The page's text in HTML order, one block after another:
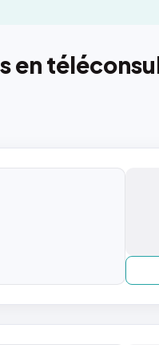
en